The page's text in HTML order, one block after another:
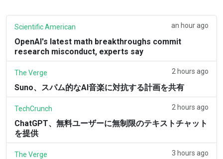
Scientific American an hour ago
OpenAI's latest math breakthroughs commit
research misconduct, experts say
The Verge 2 hours ago
Suno、スパム的なAI音楽に対抗する計画を共有
TechCrunch 2 hours ago
ChatGPT、無料ユーザーに無制限のテキストチャット
を提供
The Verge 3 hours ago